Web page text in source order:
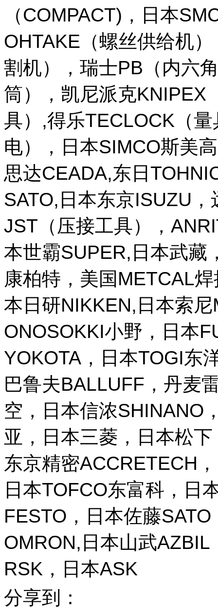
（COMPACT)，日本
OHTAKE（螺丝供给机
割机），瑞士PB（内六
筒），凯尼派克KNIPEX
具）,得乐TECLOCK（
电），日本SIMCO斯美
思达CEADA,东日
SATO,日本东京ISUZU
JST（压接工具），
本世霸SUPER,日本武藏
康柏特，美国METCAL
本日研NIKKEN,日本索
ONOSOKKI小野，日本
YOKOTA，日本TOGI东
巴鲁夫BALLUFF，丹麦
空，日本信浓SHINANO
亚，日本三菱，日本松
东京精密ACCRETECH
日本TOFCO东富科，日
FESTO，日本佐藤
OMRON,日本山武
RSK，日本ASK
分享到：